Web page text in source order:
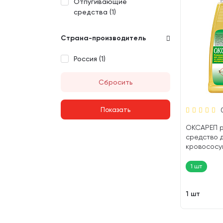
средства (1)
Страна-производитель
Россия (1)
Сбросить
ОКСАРЕП
средство
спрей 500
1 шт
1 шт